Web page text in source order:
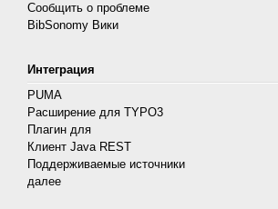
Сообщить о проблеме
BibSonomy Вики
Интеграция
PUMA
Расширение для TYPO3
Плагин для
Клиент Java REST
Поддерживаемые источники
далее